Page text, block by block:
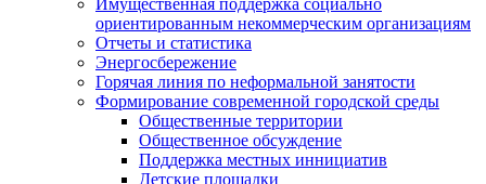
Имущественная поддержка социально
ориентированным некоммерческим организациям
Отчеты и статистика
Энергосбережение
Горячая линия по неформальной занятости
Формирование современной городской среды
Общественные территории
Общественное обсуждение
Поддержка местных иннициатив
Детские площадки